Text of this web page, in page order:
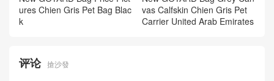
ures Chien Gris Pet Bag Blac
k
vas Calfskin Chien Gris Pet
Carrier United Arab Emirates
评论 搶沙發